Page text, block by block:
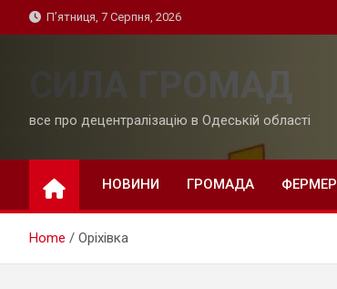
to
П’ятниця, 7 Серпня, 2026
СИЛА ГРОМАД
все про децентралізацію в Одеській області
НОВИНИ ГРОМАДА ФЕРМЕР
Home Оріхівка